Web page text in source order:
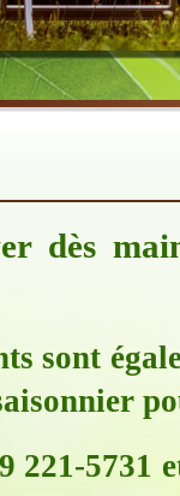
dès
sont
221-5731